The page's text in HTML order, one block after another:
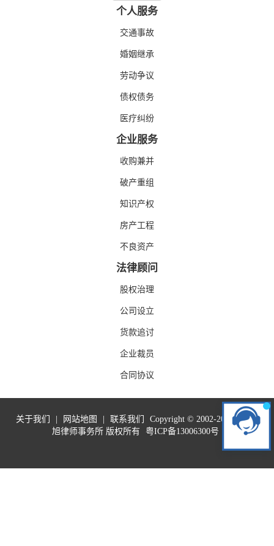
个人服务
交通事故
婚姻继承
劳动争议
债权债务
医疗纠纷
企业服务
收购兼并
破产重组
知识产权
房产工程
不良资产
法律顾问
股权治理
公司设立
货款追讨
企业裁员
合同协议
关于我们 网站地图 联系我们
Copyright © 2002-2019 广东泰
旭律师事务所 版权所有 粤ICP备13006300号